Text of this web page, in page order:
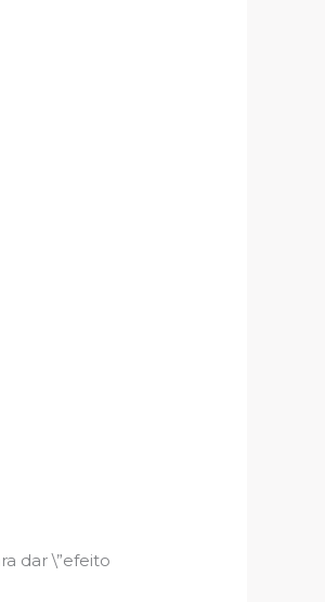
dar \”efeito